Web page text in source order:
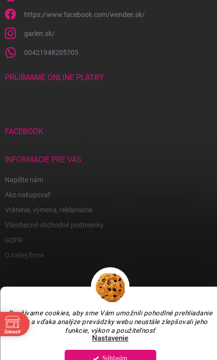
Používame cookies, aby sme Vám umožnili pohodlné prehliadanie
webu a vďaka analýze prevádzky webu neustále zlepšovali jeho
funkcie, výkon a použiteľnosť
Nastavenie
Súhlasím
https://www.facebook.com/wendee.sk/
garlen.sk/
00421948205705
PRIJÍMAME ONLINE PLATBY
FACEBOOK
INFORMÁCIE PRE VÁS
Napíšte nám
Ako nakupovať
Vrátenie, výmena, reklamácia
Všeobecné obchodné podmienky
GDPR
O našej firme
Vytvoril Shoptet
Copyright 2026 GARLEN s.r.o.. Všetky práva vyhradené.
cookies
Zobraziť